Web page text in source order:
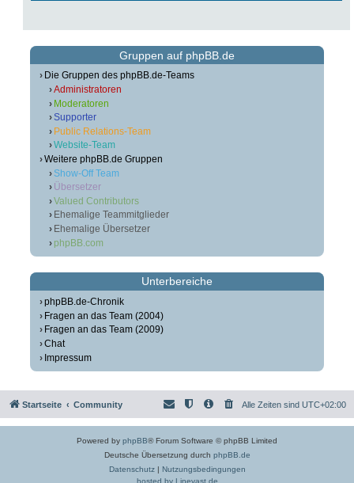
Gruppen auf phpBB.de
Die Gruppen des phpBB.de-Teams
Administratoren
Moderatoren
Supporter
Public Relations-Team
Website-Team
Weitere phpBB.de Gruppen
Show-Off Team
Übersetzer
Valued Contributors
Ehemalige Teammitglieder
Ehemalige Übersetzer
phpBB.com
Unterbereiche
phpBB.de-Chronik
Fragen an das Team (2004)
Fragen an das Team (2009)
Chat
Impressum
Startseite Community Alle Zeiten sind UTC+02:00
Powered by phpBB® Forum Software © phpBB Limited
Deutsche Übersetzung durch phpBB.de
Datenschutz| Nutzungsbedingungen
hosted by Linevast.de